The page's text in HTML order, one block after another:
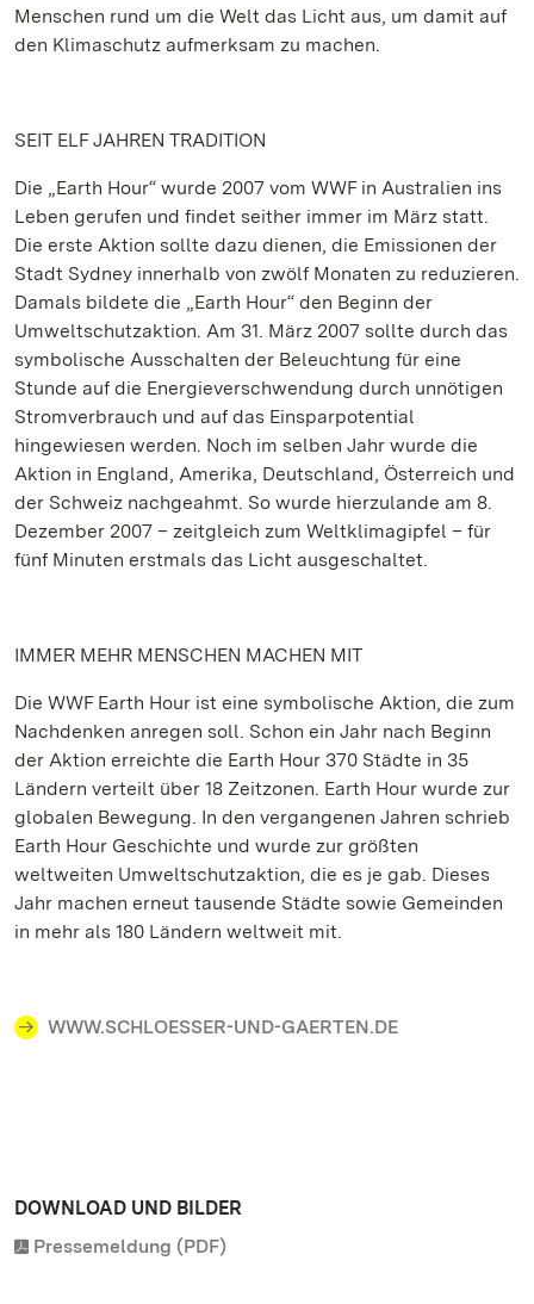
Menschen rund um die Welt das Licht aus, um damit auf
den Klimaschutz aufmerksam zu machen.
SEIT ELF JAHREN TRADITION
Die „Earth Hour“ wurde 2007 vom WWF in Australien ins
Leben gerufen und findet seither immer im März statt.
Die erste Aktion sollte dazu dienen, die Emissionen der
Stadt Sydney innerhalb von zwölf Monaten zu reduzieren.
Damals bildete die „Earth Hour“ den Beginn der
Umweltschutzaktion. Am 31. März 2007 sollte durch das
symbolische Ausschalten der Beleuchtung für eine
Stunde auf die Energieverschwendung durch unnötigen
Stromverbrauch und auf das Einsparpotential
hingewiesen werden. Noch im selben Jahr wurde die
Aktion in England, Amerika, Deutschland, Österreich und
der Schweiz nachgeahmt. So wurde hierzulande am 8.
Dezember 2007 – zeitgleich zum Weltklimagipfel – für
fünf Minuten erstmals das Licht ausgeschaltet.
IMMER MEHR MENSCHEN MACHEN MIT
Die WWF Earth Hour ist eine symbolische Aktion, die zum
Nachdenken anregen soll. Schon ein Jahr nach Beginn
der Aktion erreichte die Earth Hour 370 Städte in 35
Ländern verteilt über 18 Zeitzonen. Earth Hour wurde zur
globalen Bewegung. In den vergangenen Jahren schrieb
Earth Hour Geschichte und wurde zur größten
weltweiten Umweltschutzaktion, die es je gab. Dieses
Jahr machen erneut tausende Städte sowie Gemeinden
in mehr als 180 Ländern weltweit mit.
WWW.SCHLOESSER-UND-GAERTEN.DE
DOWNLOAD UND BILDER
Pressemeldung (PDF)